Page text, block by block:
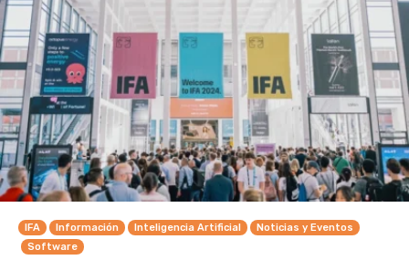
IFA Información Inteligencia Artificial
Noticias y Eventos
Software